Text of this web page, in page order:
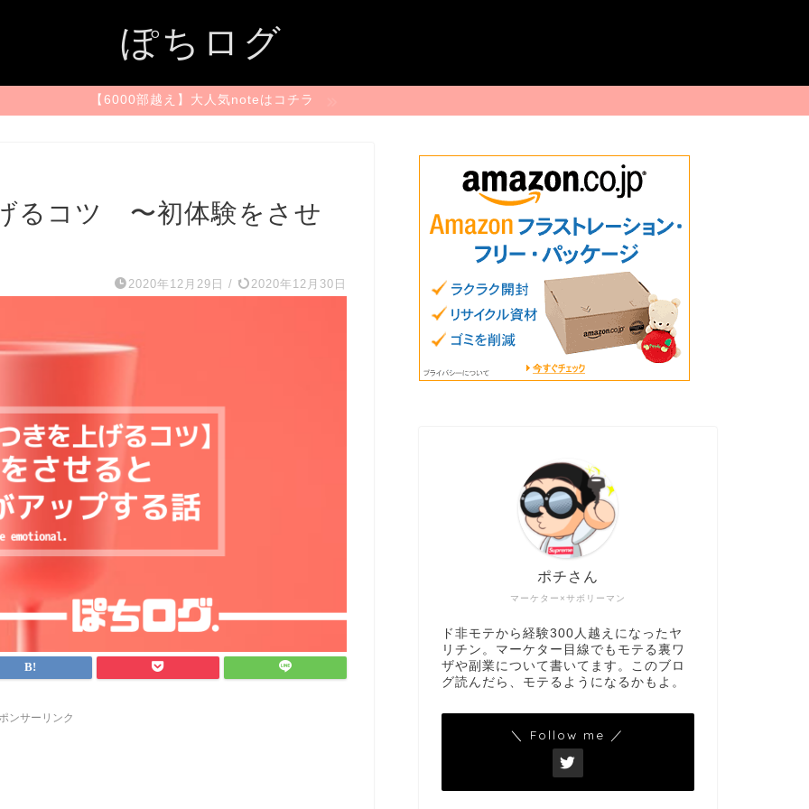
ぽちログ
【6000部越え】大人気noteはコチラ
るコツ 〜初体験をさせ
2020年12月29日 / 2020年12月30日
ンサーリンク
マーケター×サボリーマン
ポチさん
ド非モテから経験300人越えになったヤ
リチン。マーケター目線でもモテる裏ワ
ザや副業について書いてます。このブロ
グ読んだら、モテるようになるかもよ。
＼ Follow me ／